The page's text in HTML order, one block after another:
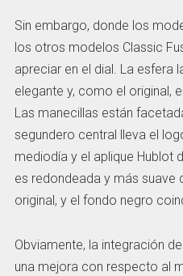
Sin embargo, donde los
los otros modelos Classic
apreciar en el dial. La esfera
elegante y, como el original,
Las manecillas están
segundero central lleva el
mediodía y el aplique Hublot
es redondeada y más suave
original, y el fondo negro
Obviamente, la integración
una mejora con respecto al